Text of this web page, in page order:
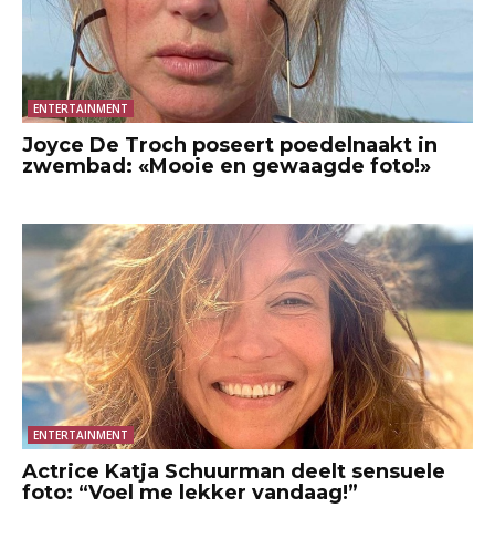
ENTERTAINMENT
Joyce De Troch poseert poedelnaakt in
zwembad: «Mooie en gewaagde foto!»
ENTERTAINMENT
Actrice Katja Schuurman deelt sensuele
foto: “Voel me lekker vandaag!”